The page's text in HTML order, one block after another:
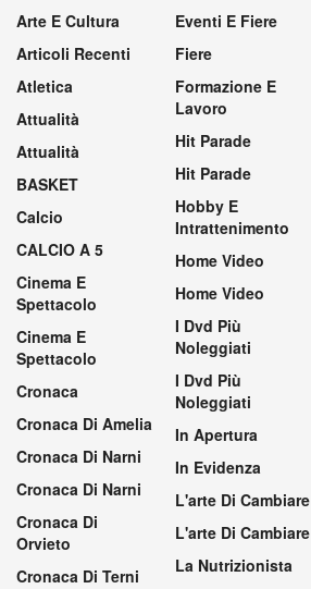
Arte E Cultura
Articoli Recenti
Atletica
Attualità
Attualità
BASKET
Calcio
CALCIO A 5
Cinema E
Spettacolo
Cinema E
Spettacolo
Cronaca
Cronaca Di Amelia
Cronaca Di Narni
Cronaca Di Narni
Cronaca Di
Orvieto
Cronaca Di Terni
Eventi E Fiere
Fiere
Formazione E
Lavoro
Hit Parade
Hit Parade
Hobby E
Intrattenimento
Home Video
Home Video
I Dvd Più
Noleggiati
I Dvd Più
Noleggiati
In Apertura
In Evidenza
L'arte Di Cambiare
L'arte Di Cambiare
La Nutrizionista